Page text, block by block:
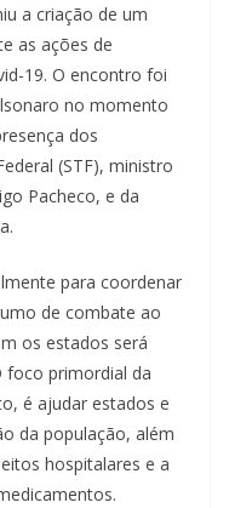
a criação de um
as ações de
19. O encontro foi
no momento
dos
(STF), ministro
Pacheco, e da
para coordenar
de combate ao
os estados será
foco primordial da
é ajudar estados e
da população, além
hospitalares e a